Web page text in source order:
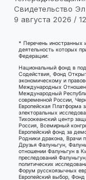
Свидетельство
9 августа 2026 /